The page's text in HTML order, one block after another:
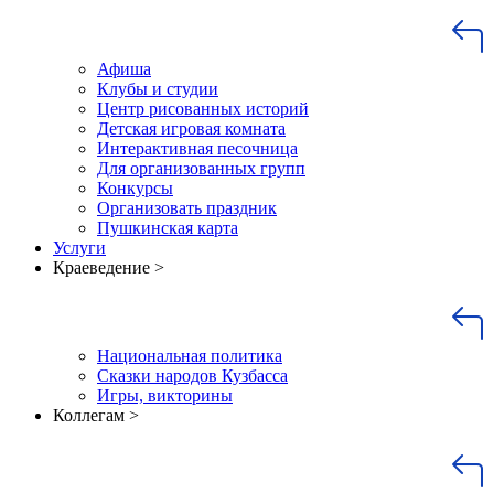
Афиша
Клубы и студии
Центр рисованных историй
Детская игровая комната
Интерактивная песочница
Для организованных групп
Конкурсы
Организовать праздник
Пушкинская карта
Услуги
Краеведение >
Национальная политика
Сказки народов Кузбасса
Игры, викторины
Коллегам >